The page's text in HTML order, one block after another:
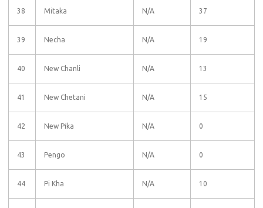
38 Mitaka N/A 37
39 Necha N/A 19
40 New Chanli N/A 13
41 New Chetani N/A 15
42 New Pika N/A 0
43 Pengo N/A 0
44 Pi Kha N/A 10